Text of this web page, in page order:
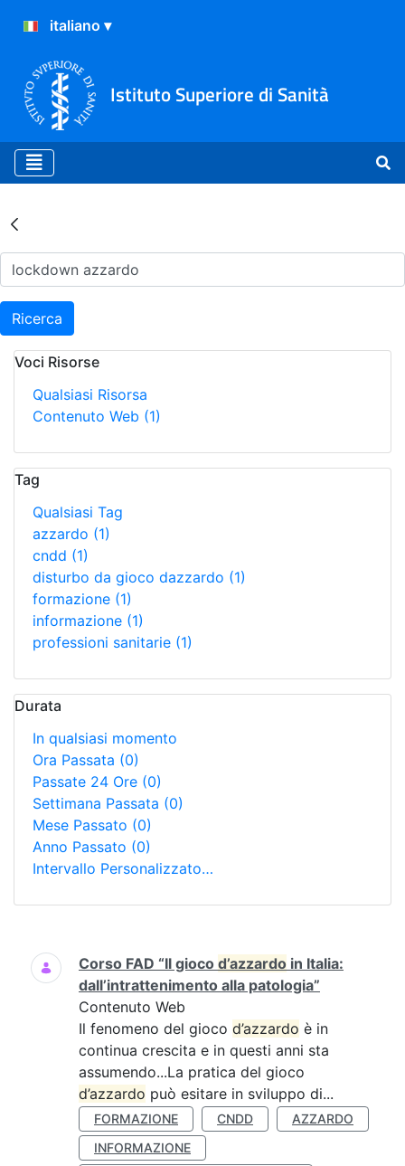
Istituto Superiore di Sanità
Risultati della Ricerca -
Ricerca
Voci Risorse
Qualsiasi Risorsa
Contenuto Web (1)
Tag
Qualsiasi Tag
azzardo (1)
cndd (1)
disturbo da gioco dazzardo (1)
formazione (1)
informazione (1)
professioni sanitarie (1)
Durata
In qualsiasi momento
Ora Passata (0)
Passate 24 Ore (0)
Settimana Passata (0)
Mese Passato (0)
Anno Passato (0)
Intervallo Personalizzato…
Ricerca
Corso FAD “Il gioco d’azzardo in Italia:
dall’intrattenimento alla patologia”
Contenuto Web
Il fenomeno del gioco d’azzardo è in
continua crescita e in questi anni sta
assumendo...La pratica del gioco
d’azzardo può esitare in sviluppo di...
FORMAZIONE CNDD
AZZARDO
INFORMAZIONE